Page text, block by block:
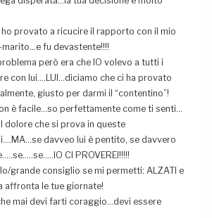
ho provato a ricucire il rapporto con il mio
marito…e fu devastente!!!!
però era che IO volevo a tutti i
con lui….LUI…diciamo che ci ha provato
giusto per darmi il “contentino”!
è facile…so perfettamente come ti senti…
dolore che si prova in queste
davveo lui è pentito, se davvero
CI PROVEREI!!!!!
grande consiglio se mi permetti: ALZATI e
affronta le tue giornate!
mai devi farti coraggio…devi essere